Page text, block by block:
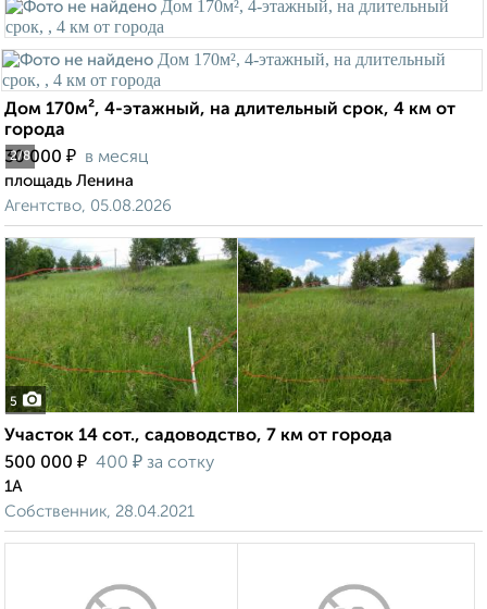
2/8
Дом 170м², 4-этажный, на длительный срок, 4 км от
города
30 000 ₽ в месяц
площадь Ленина
Агентство, 05.08.2026
5
Участок 14 сот., садоводство, 7 км от города
500 000 ₽ 400 ₽ за сотку
1А
Собственник, 28.04.2021